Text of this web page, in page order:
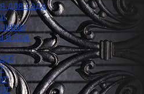
для сада
и бра